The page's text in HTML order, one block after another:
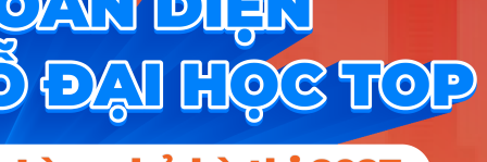
Trường Ngoại Ngữ Thái Nguyên
Trường Đại Học Đồng Tháp 1 ngành
Xem chi
tiết
Trường Đại Học Hạ Long
Xem chi